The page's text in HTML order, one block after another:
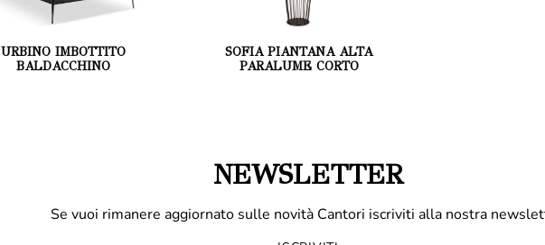
URBINO IMBOTTITO
BALDACCHINO
SOFIA PIANTANA ALTA
PARALUME CORTO
NEWSLETTER
Se vuoi rimanere aggiornato sulle novità Cantori iscriviti alla nostra